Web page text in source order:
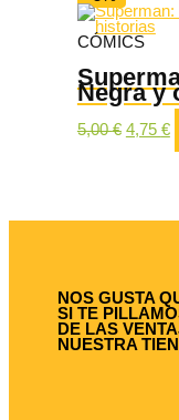
CÓMICS
Negra y
5,00€ El
precio
4,75 €El
NOS GUSTA
SI TE
DE LAS
NUESTRA